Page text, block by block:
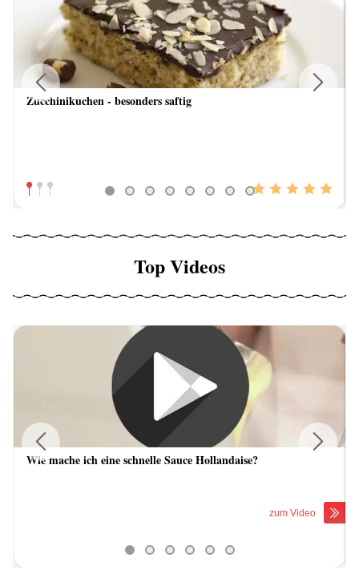
Zucchinikuchen - besonders saftig
Previous
Top Videos
Wie mache ich eine schnelle Sauce Hollandaise?
zum Video
Previous